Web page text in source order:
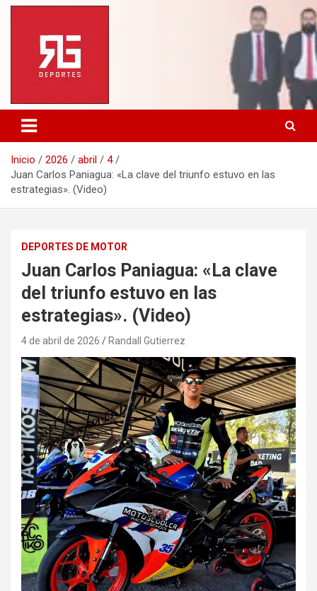
Saltar
contenido
Inicio 2026 abril
4
Juan Carlos Paniagua: «La clave del triunfo estuvo en las
estrategias». (Video)
DEPORTES DE MOTOR
Juan Carlos Paniagua: «La clave
del triunfo estuvo en las
estrategias». (Video)
4 de abril de 2026 Randall Gutierrez